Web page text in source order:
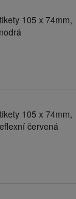
105 x 74mm,
105 x 74mm,
červená